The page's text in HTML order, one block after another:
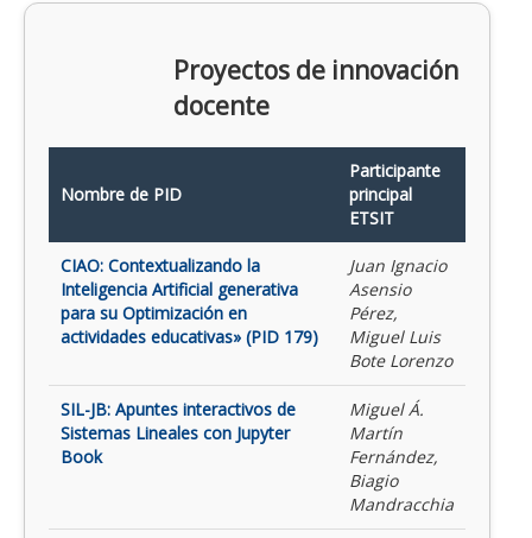
Proyectos de innovación
docente
Nombre de PID
Participante
principal
ETSIT
CIAO: Contextualizando la
Inteligencia Artificial generativa
para su Optimización en
actividades educativas» (PID 179)
Juan Ignacio
Asensio
Pérez,
Miguel Luis
Bote Lorenzo
SIL-JB: Apuntes interactivos de
Sistemas Lineales con Jupyter
Book
Miguel Á.
Martín
Fernández,
Biagio
Mandracchia